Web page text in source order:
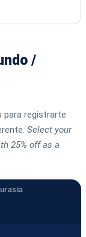
/
para registrarte
Select your
25% off as a